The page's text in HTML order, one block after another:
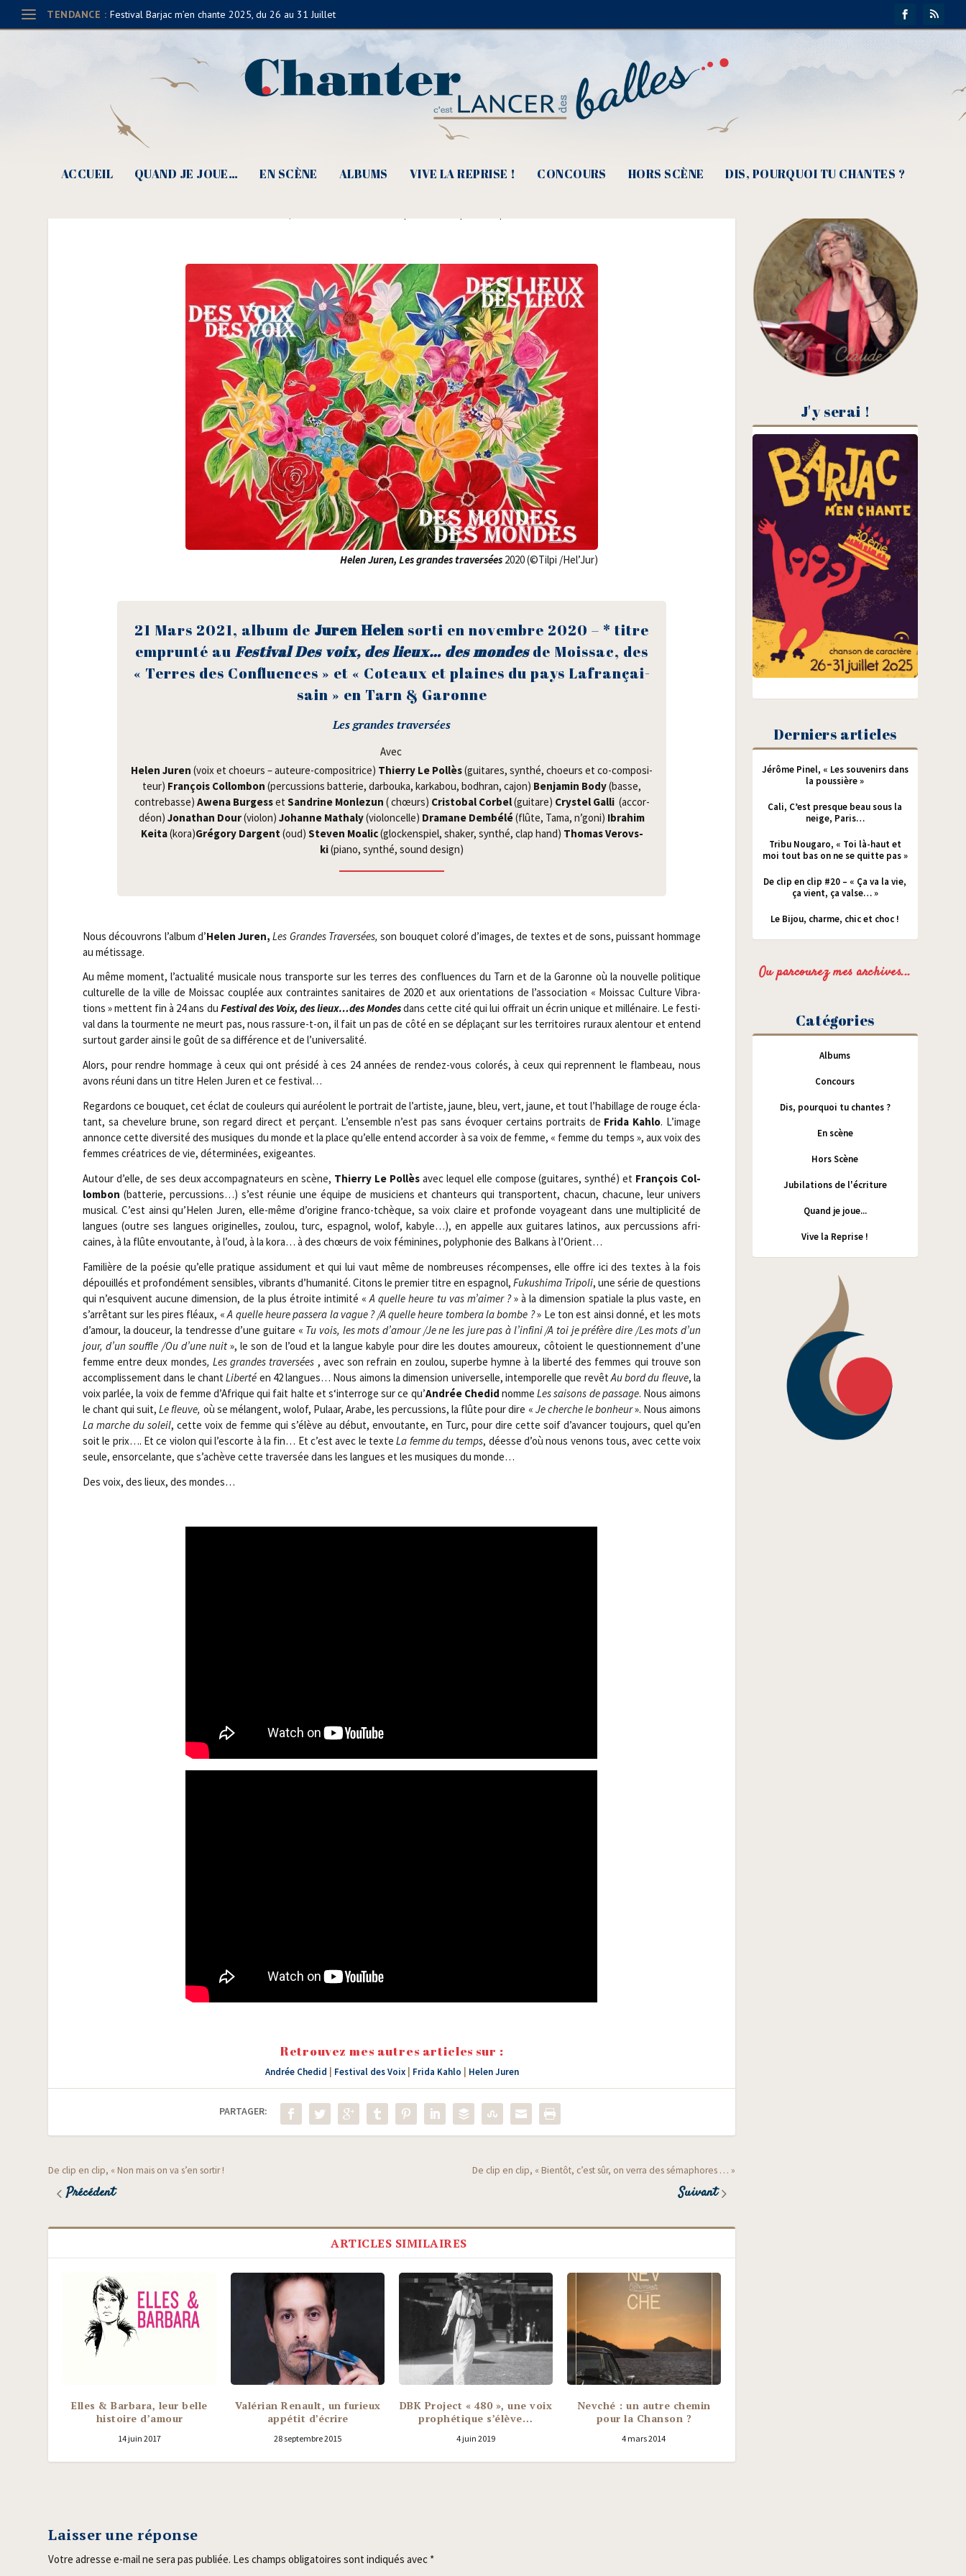
TENDANCE : Festival Barjac m’en chante 2025, du 26 au 31 Juillet
ACCUEIL QUAND JE JOUE… EN SCÈNE ALBUMS VIVE LA REPRISE ! CONCOURS HORS SCÈNE DIS, POURQUOI TU CHANTES ?
Helen Juren, Des voix, des lieux… des mondes *
Helen Juren, Les grandes tra­ver­sées 2020 (©Til­pi /​Hel’Jur)
21 Mars 2021, album de Juren Helen sor­ti en novembre 2020 – * titre
emprun­té auFes­ti­val Des voix, des lieux… des mondesde Mois­sac, des
« Terres des Confluences » et « Coteaux et plaines du pays Lafran­çai­
sain » en Tarn & Garonne
Les grandes traversées
Avec
Helen Juren (voix et choeurs – auteure-com­po­si­trice) Thier­ry Le Pol­lès(gui­tares, syn­thé, choeurs et co-com­po­si­
teur) Fran­çois Col­lom­bon (per­cus­sions bat­te­rie, dar­bou­ka, kar­ka­bou, bodh­ran, cajon) Ben­ja­min Body(basse,
contre­basse) Awe­na Bur­gesset San­drine Mon­le­zun ( chœurs) Cris­to­bal Cor­bel(gui­tare) Crys­tel Gal­li (accor­
déon)Jona­than Dour(vio­lon)Johanne Matha­ly(vio­lon­celle) Dra­mane Dem­bé­lé(flûte, Tama, n’goni) Ibra­him
Kei­ta(kora)Gré­go­ry Dargent (oud) Ste­ven Moa­lic(glo­cken­spiel, sha­ker, syn­thé, clap hand) Tho­mas Verovs­
ki(pia­no, syn­thé, sound design)
Nous décou­vrons l’album d’Helen Juren,Les Grandes Tra­ver­sées, son bou­quet colo­ré d’images, de textes et de sons, puis­sant hom­mage
au métissage.
Au même moment, l’actualité musi­cale nous trans­porte sur les terres des confluences du Tarn et de la Garonne où la nou­velle poli­tique
cultu­relle de la ville de Mois­sac cou­plée aux contraintes sani­taires de 2020 et aux orien­ta­tions de l’association « Mois­sac Culture Vibra­
tions » mettent fin à 24 ans du Fes­ti­val des Voix, des lieux…des Mondesdans cette cité qui lui offrait un écrin unique et mil­lé­naire. Le fes­ti­
val dans la tour­mente ne meurt pas, nous ras­sure-t-on, il fait un pas de côté en se dépla­çant sur les ter­ri­toires ruraux alen­tour et entend
sur­tout gar­der ain­si le goût de sa dif­fé­rence et de l’universalité.
Alors, pour rendre hom­mage à ceux qui ont pré­si­dé à ces 24 années de ren­dez-vous colo­rés, à ceux qui reprennent le flam­beau, nous
avons réuni dans un titre Helen Juren et ce festival…
Regar­dons ce bou­quet, cet éclat de cou­leurs qui auréolent le por­trait de l’artiste, jaune, bleu, vert, jaune, et tout l’habillage de rouge écla­
tant, sa che­ve­lure brune, son regard direct et per­çant. L’ensemble n’est pas sans évo­quer cer­tains por­traits de Fri­da Kah­lo. L’image
annonce cette diver­si­té des musiques du monde et la place qu’elle entend accor­der à sa voix de femme, « femme du temps », aux voix des
femmes créa­trices de vie, déter­mi­nées, exigeantes.
Autour d’elle, de ses deux accom­pa­gna­teurs en scène, Thier­ry Le Pol­lès avec lequel elle com­pose (gui­tares, syn­thé) et Fran­çois Col­
lom­bon (bat­te­rie, per­cus­sions…) s’est réunie une équipe de musi­ciens et chan­teurs qui trans­portent, cha­cun, cha­cune, leur uni­vers
musi­cal. C’est ain­si qu’Helen Juren, elle-même d’origine fran­co-tchèque, sa voix claire et pro­fonde voya­geant dans une mul­ti­pli­ci­té de
langues (outre ses langues ori­gi­nelles, zou­lou, turc, espa­gnol, wolof, kabyle…), en appelle aux gui­tares lati­nos, aux per­cus­sions afri­
caines, à la flûte envou­tante, à l’oud, à la kora… à des chœurs de voix fémi­nines, poly­pho­nie des Bal­kans à l’Orient…
Fami­lière de la poé­sie qu’elle pra­tique assi­du­ment et qui lui vaut même de nom­breuses récom­penses, elle offre ici des textes à la fois
dépouillés et pro­fon­dé­ment sen­sibles, vibrants d’humanité. Citons le pre­mier titre en espa­gnol,Fuku­shi­ma Tri­po­li, une série de ques­tions
qui n’esquivent aucune dimen­sion, de la plus étroite inti­mi­té «A quelle heure tu vas m’aimer ?» à la dimen­sion spa­tiale la plus vaste, en
s’arrêtant sur les pires fléaux, «A quelle heure pas­se­ra la vague ? /​A quelle heure tom­be­ra la bombe ?» Le ton est ain­si don­né, et les mots
d’amour, la dou­ceur, la ten­dresse d’une gui­tare « Tu vois, les mots d’amour /​Je ne les jure pas à l’infini /​A toi je pré­fère dire /​Les mots d’un
jour, d’un souffle /​Ou d’une nuit», le son de l’oud et la langue kabyle pour dire les doutes amou­reux, côtoient le ques­tion­ne­ment d’une
femme entre deux mondes, Les grandes tra­ver­sées , avec son refrain en zou­lou, superbe hymne à la liber­té des femmes qui trouve son
accom­plis­se­ment dans le chantLiber­té en 42 langues… Nous aimons la dimen­sion uni­ver­selle, intem­po­relle que revêtAu bord du fleuve, la
voix par­lée, la voix de femme d’Afrique qui fait halte et s‘interroge sur ce qu’Andrée Che­did nommeLes sai­sons de pas­sage. Nous aimons
le chant qui suit,Le fleuve, où se mélangent, wolof, Pulaar, Arabe, les per­cus­sions, la flûte pour dire « Je cherche le bon­heur». Nous aimons
La marche du soleil, cette voix de femme qui s’élève au début, envou­tante, en Turc, pour dire cette soif d’avancer tou­jours, quel qu’en
soit le prix…. Et ce vio­lon qui l’escorte à la fin… Et c’est avec le texteLa femme du temps, déesse d’où nous venons tous, avec cette voix
seule, ensor­ce­lante, que s’achève cette tra­ver­sée dans les langues et les musiques du monde…
Des voix, des lieux, des mondes…
Retrouvez mes autres articles sur :
Andrée Chedid Festival des Voix| Frida Kahlo Helen Juren
PARTAGER:
De clip en clip, « Non mais on va s’en sortir !
Précédent
De clip en clip, « Bientôt, c’est sûr, on verra des sémaphores … »
Suivant
ARTICLES SIMILAIRES
Elles & Barbara, leur belle
histoire d’amour
14 juin 2017
Valérian Renault, un furieux
appétit d’écrire
28 septembre 2015
DBK Project « 480 », une voix
prophétique s’élève…
4 juin 2019
Nevché : un autre chemin
pour la Chanson ?
4 mars 2014
Laisser une réponse
Votre adresse e-mail ne sera pas publiée. Les champs obligatoires sont indiqués avec *
J'y serai !
Derniers articles
Jérôme Pinel, « Les souvenirs dans
la poussière »
Cali, C’est presque beau sous la
neige, Paris…
Tribu Nougaro, « Toi là-haut et
moi tout bas on ne se quitte pas »
De clip en clip #20 – « Ça va la vie,
ça vient, ça valse… »
Le Bijou, charme, chic et choc !
Ou parcourez mes archives...
Catégories
Albums
Concours
Dis, pourquoi tu chantes ?
En scène
Hors Scène
Jubilations de l'écriture
Quand je joue...
Vive la Reprise !